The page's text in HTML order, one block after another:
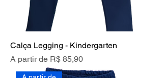
Calça Legging - Kindergarten
A partir de R$ 85,90
Preço promocional